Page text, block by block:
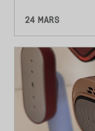
24 MARS